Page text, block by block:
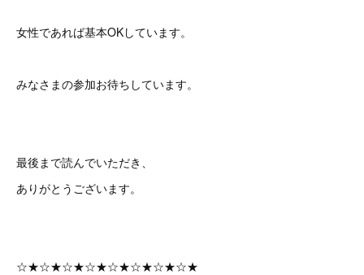
女性であれば基本OKしています。
みなさまの参加お待ちしています。
最後まで読んでいただき、
ありがとうございます。
☆★☆★☆★☆★☆★☆★☆★☆★